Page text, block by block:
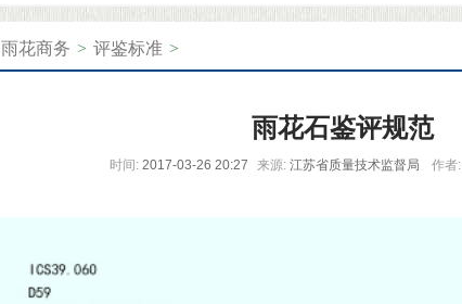
雨花商务 > 评鉴标准 >
雨花石鉴评规范
时间: 2017-03-26 20:27 来源: 江苏省质量技术监督局 作者: